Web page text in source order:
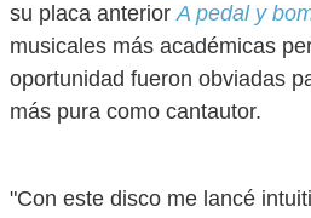
su placa anteriorA pedal y
musicales más académicas
oportunidad fueron obviadas
más pura como cantautor.
"Con este disco me lancé